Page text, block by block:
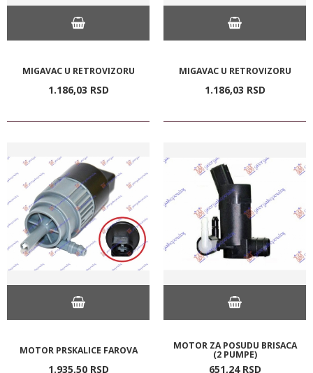
MIGAVAC U RETROVIZORU
1.186,03 RSD
MIGAVAC U RETROVIZORU
1.186,03 RSD
MOTOR PRSKALICE FAROVA
1.935,50 RSD
MOTOR ZA POSUDU BRISACA
(2 PUMPE)
651,24 RSD